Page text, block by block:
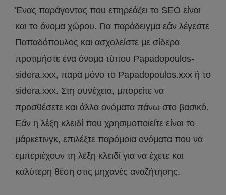
Ένας παράγοντας που επηρεάζει το SEO είναι
και το όνομα χώρου. Για παράδειγμα εάν λέγεστε
Παπαδόπουλος και ασχολείστε με σίδερα
προτιμήστε ένα όνομα τύπου Papadopoulos-
sidera.xxx, παρά μόνο το Papadopoulos.xxx ή το
sidera.xxx. Στη συνέχεια, μπορείτε να
προσθέσετε και άλλα ονόματα πάνω στο βασικό.
Εάν η λέξη κλειδί που χρησιμοποιείτε είναι το
μάρκετινγκ, επιλέξτε παρόμοια ονόματα που να
εμπεριέχουν τη λέξη κλειδί για να έχετε και
καλύτερη θέση στις μηχανές αναζήτησης.